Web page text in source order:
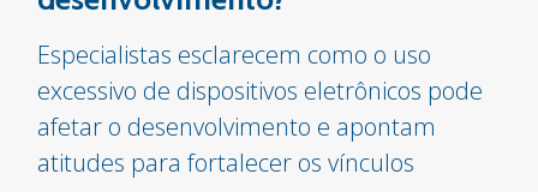
Especialistas esclarecem como o uso
excessivo de dispositivos eletrônicos pode
afetar o desenvolvimento e apontam
atitudes para fortalecer os vínculos